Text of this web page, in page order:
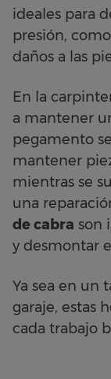
ideales para
presión,
daños a las
En la
a mantener
pegamento
mantener
mientras se
una
de cabra son
y desmontar
Ya sea en un
garaje, estas
cada trabajo